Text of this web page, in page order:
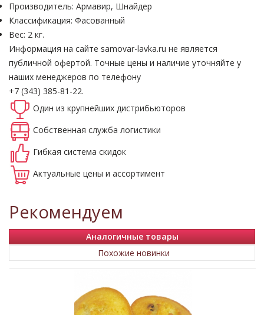
Производитель: Армавир, Шнайдер
Классификация: Фасованный
Вес: 2 кг.
Информация на сайте samovar-lavka.ru не является
публичной офертой. Точные цены и наличие уточняйте у
наших менеджеров по телефону
+7 (343) 385-81-22.
Один из крупнейших дистрибьюторов
Собственная служба логистики
Гибкая система скидок
Актуальные цены и ассортимент
Рекомендуем
Аналогичные товары
Похожие новинки